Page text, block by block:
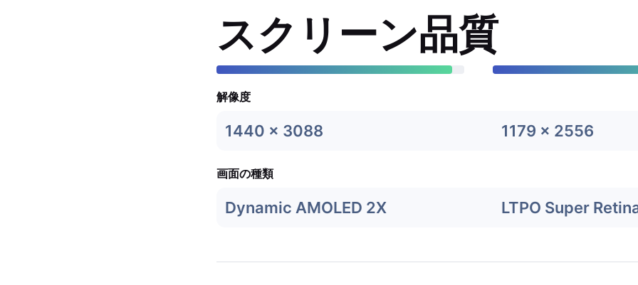
スクリーン品質
解像度
1440 x 3088 1179 x 2556
画面の種類
Dynamic AMOLED 2X LTPO Super